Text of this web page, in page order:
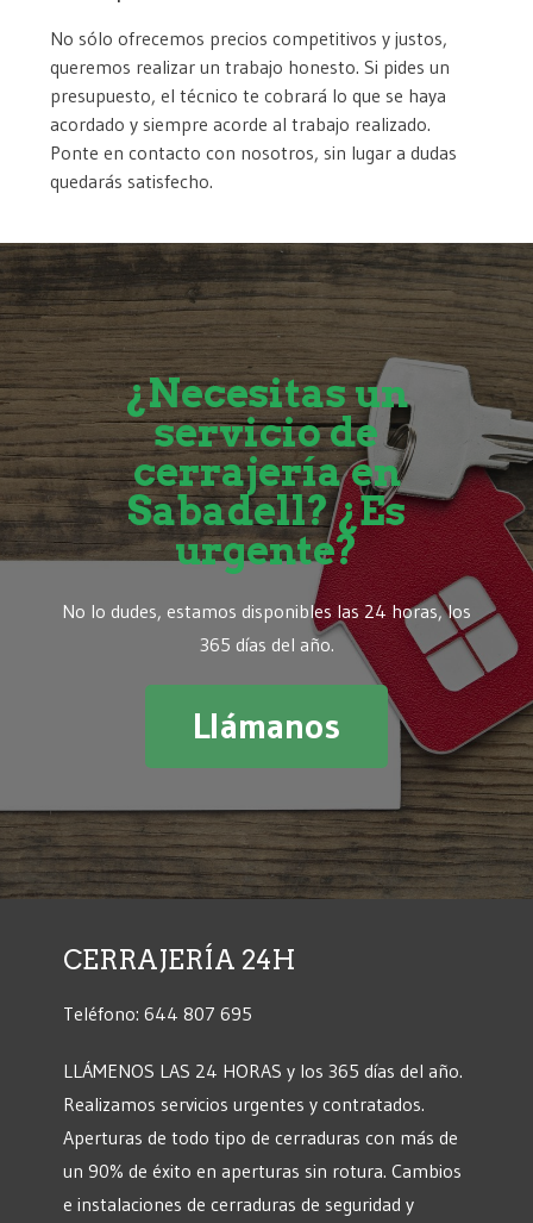
No sólo ofrecemos precios competitivos y justos,
queremos realizar un trabajo honesto. Si pides un
presupuesto, el técnico te cobrará lo que se haya
acordado y siempre acorde al trabajo realizado.
Ponte en contacto con nosotros, sin lugar a dudas
quedarás satisfecho.
¿Necesitas un
servicio de
cerrajería en
Sabadell? ¿Es
urgente?
No lo dudes, estamos disponibles las 24 horas, los
365 días del año.
Llámanos
CERRAJERÍA 24H
Teléfono: 644 807 695
LLÁMENOS LAS 24 HORAS y los 365 días del año.
Realizamos servicios urgentes y contratados.
Aperturas de todo tipo de cerraduras con más de
un 90% de éxito en aperturas sin rotura. Cambios
e instalaciones de cerraduras de seguridad y